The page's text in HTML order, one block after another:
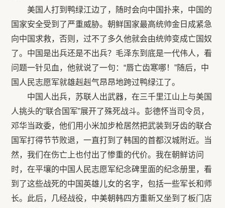
美国人打到鸭绿江边了，随时会向中国扑来，中国的
国家安全受到了严重威胁。朝鲜国家最高统帅金日成紧急
向中国求救，否则，过不了多久他就会由统帅变成亡国奴
了。中国是出兵还是不出兵？毛泽东到底是一代伟人，看
问题一针见血，他就说了一句：“唇亡齿寒哪！”随后，中
国人民志愿军就雄赳赳气昂昂地跨过鸭绿江了。
中国人出兵，苏联人出武器，在三千里江山上与美国
人挑头的“联合国军”展开了殊死战斗。彭德怀当司令员，
邓华当政委，他们用小米加步枪居然把武装到牙齿的联合
国军打得节节败退，一直打到了韩国的首都汉城附近。当
然，我们在伤亡上也付出了惨重的代价。我在朝鲜访问
时，在平壤的中国人民志愿军纪念碑里面的纪念册里，看
到了这些战死的中国英雄儿女的名字，包括一些军长和师
长。此后，几经战役，中美朝韩四方重新又坐到了板门店